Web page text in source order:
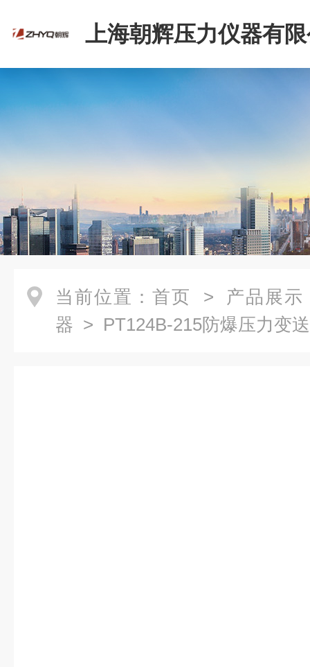
上海朝辉压力仪器有
当前位置： 首页 > 产品展示
器 > PT124B-215防爆压力变